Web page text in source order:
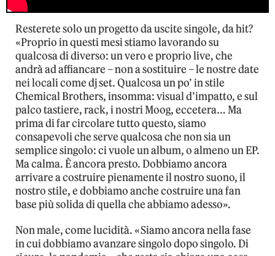
Resterete solo un progetto da uscite singole, da hit?
«Proprio in questi mesi stiamo lavorando su
qualcosa di diverso: un vero e proprio live, che
andrà ad affiancare – non a sostituire – le nostre date
nei locali come dj set. Qualcosa un po’ in stile
Chemical Brothers, insomma: visual d’impatto, e sul
palco tastiere, rack, i nostri Moog, eccetera… Ma
prima di far circolare tutto questo, siamo
consapevoli che serve qualcosa che non sia un
semplice singolo: ci vuole un album, o almeno un EP.
Ma calma. È ancora presto. Dobbiamo ancora
arrivare a costruire pienamente il nostro suono, il
nostro stile, e dobbiamo anche costruire una fan
base più solida di quella che abbiamo adesso».
Non male, come lucidità. «Siamo ancora nella fase
in cui dobbiamo avanzare singolo dopo singolo. Di